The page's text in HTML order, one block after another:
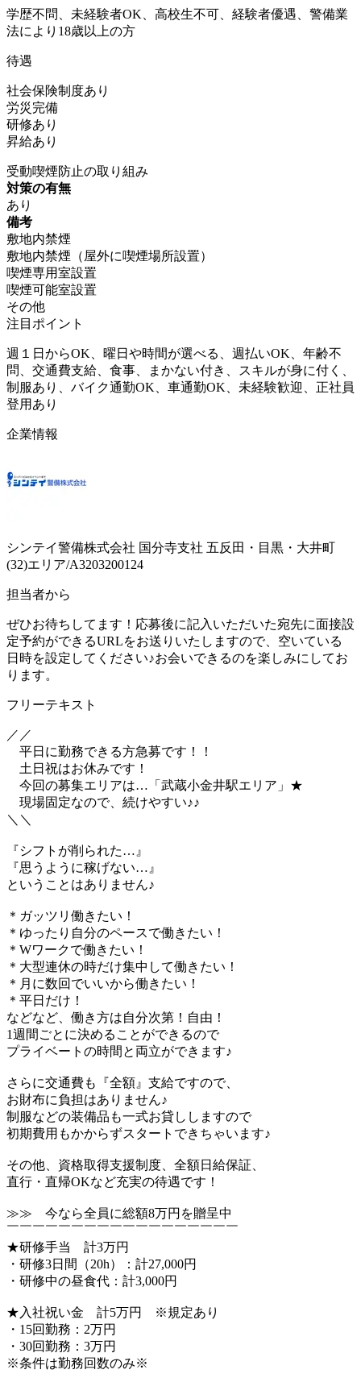
学歴不問、未経験者OK、高校生不可、経験者優遇、警備業
法により18歳以上の方
待遇
社会保険制度あり
労災完備
研修あり
昇給あり
受動喫煙防止の取り組み
対策の有無
あり
備考
敷地内禁煙
敷地内禁煙（屋外に喫煙場所設置）
喫煙専用室設置
喫煙可能室設置
その他
注目ポイント
週１日からOK、曜日や時間が選べる、週払いOK、年齢不
問、交通費支給、食事、まかない付き、スキルが身に付く、
制服あり、バイク通勤OK、車通勤OK、未経験歓迎、正社員
登用あり
企業情報
シンテイ警備株式会社 国分寺支社 五反田・目黒・大井町
(32)エリア/A3203200124
担当者から
ぜひお待ちしてます！応募後に記入いただいた宛先に面接設
定予約ができるURLをお送りいたしますので、空いている
日時を設定してください♪お会いできるのを楽しみにしてお
ります。
フリーテキスト
／／
平日に勤務できる方急募です！！
土日祝はお休みです！
今回の募集エリアは…「武蔵小金井駅エリア」★
現場固定なので、続けやすい♪♪
＼＼
『シフトが削られた…』
『思うように稼げない…』
ということはありません♪
＊ガッツリ働きたい！
＊ゆったり自分のペースで働きたい！
＊Wワークで働きたい！
＊大型連休の時だけ集中して働きたい！
＊月に数回でいいから働きたい！
＊平日だけ！
などなど、働き方は自分次第！自由！
1週間ごとに決めることができるので
プライベートの時間と両立ができます♪
さらに交通費も『全額』支給ですので、
お財布に負担はありません♪
制服などの装備品も一式お貸ししますので
初期費用もかからずスタートできちゃいます♪
その他、資格取得支援制度、全額日給保証、
直行・直帰OKなど充実の待遇です！
≫≫ 今なら全員に総額8万円を贈呈中
￣￣￣￣￣￣￣￣￣￣￣￣￣￣￣￣￣￣
★研修手当 計3万円
・研修3日間（20h）：計27,000円
・研修中の昼食代：計3,000円
★入社祝い金 計5万円 ※規定あり
・15回勤務：2万円
・30回勤務：3万円
※条件は勤務回数のみ※